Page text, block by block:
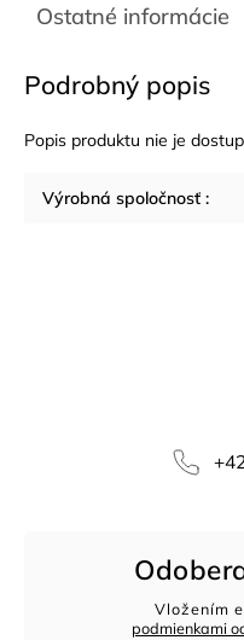
Ostatné informácie
Podrobný popis
Popis produktu nie je
Výrobná spoločnosť :
Vložením
podmienkami